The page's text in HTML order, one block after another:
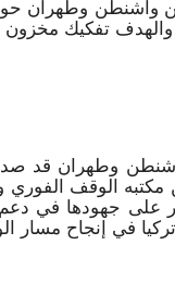
واشنطن وطهران
والهدف تفكيك
وطهران قد
الوقف الفوري
على جهودها في دعم
في إنجاح مسار